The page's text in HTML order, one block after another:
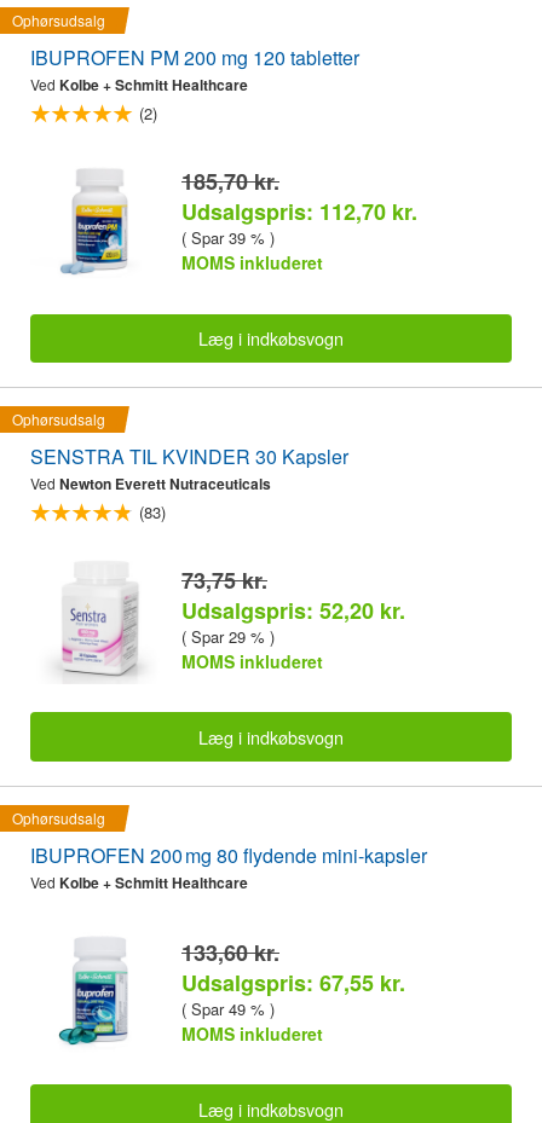
Ophørsudsalg
IBUPROFEN PM 200 mg 120 tabletter
Ved Kolbe + Schmitt Healthcare
(2)
185,70 kr.
Udsalgspris: 112,70 kr.
( Spar 39 % )
MOMS inkluderet
Læg i indkøbsvogn
Ophørsudsalg
SENSTRA TIL KVINDER 30 Kapsler
Ved Newton Everett Nutraceuticals
(83)
73,75 kr.
Udsalgspris: 52,20 kr.
( Spar 29 % )
MOMS inkluderet
Læg i indkøbsvogn
Ophørsudsalg
IBUPROFEN 200 mg 80 flydende mini-kapsler
Ved Kolbe + Schmitt Healthcare
133,60 kr.
Udsalgspris: 67,55 kr.
( Spar 49 % )
MOMS inkluderet
Læg i indkøbsvogn